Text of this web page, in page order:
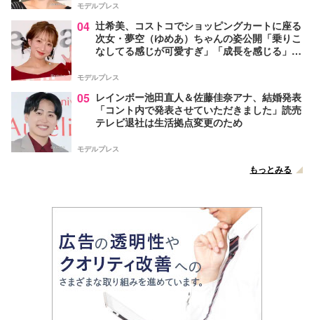
モデルプレス
04 辻希美、コストコでショッピングカートに座る
次女・夢空（ゆめあ）ちゃんの姿公開「乗りこ
なしてる感じが可愛すぎ」「成長を感じる」の
モデルプレス
05 レインボー池田直人＆佐藤佳奈アナ、結婚発表
「コント内で発表させていただきました」読売
テレビ退社は生活拠点変更のため
モデルプレス
もっとみる